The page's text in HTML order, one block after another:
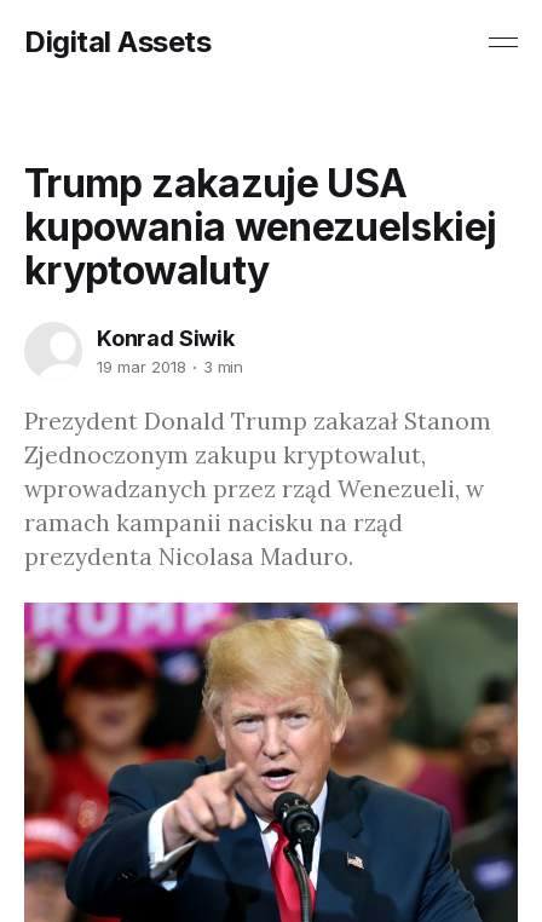
Digital Assets
Trump zakazuje USA
kupowania wenezuelskiej
kryptowaluty
Konrad Siwik
19 mar 2018 3 min
Prezydent Donald Trump zakazał Stanom
Zjednoczonym zakupu kryptowalut,
wprowadzanych przez rząd Wenezueli, w
ramach kampanii nacisku na rząd
prezydenta Nicolasa Maduro.